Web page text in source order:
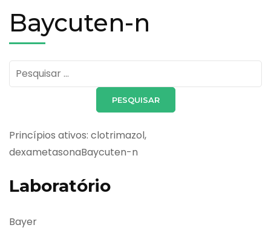
Baycuten-n
Pesquisar
por:
Princípios ativos: clotrimazol,
dexametasonaBaycuten-n
Laboratório
Bayer